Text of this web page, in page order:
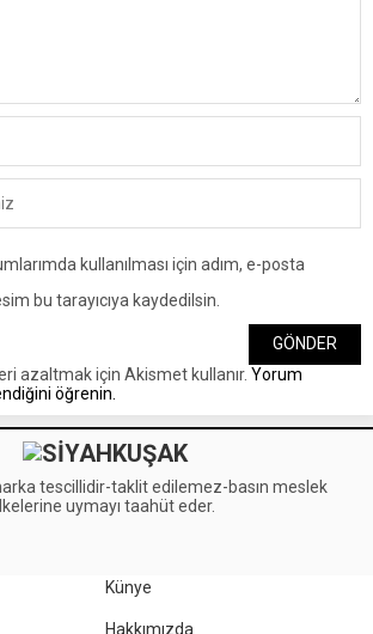
kullanılması için adım, e-posta
bu tarayıcıya kaydedilsin.
azaltmak için Akismet kullanır. Yorum
öğrenin.
tescillidir-taklit edilemez-basın meslek
uymayı taahüt eder.
Künye
Hakkımızda